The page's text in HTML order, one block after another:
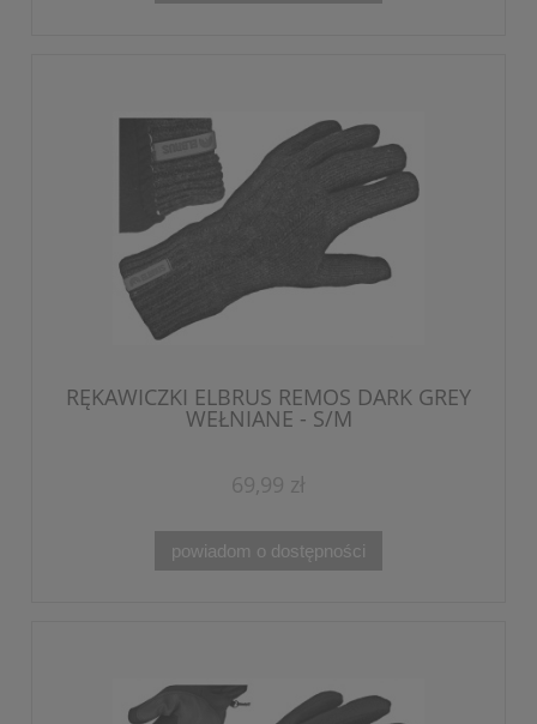
RĘKAWICZKI ELBRUS REMOS DARK GREY
WEŁNIANE - S/M
69,99 zł
powiadom o dostępności